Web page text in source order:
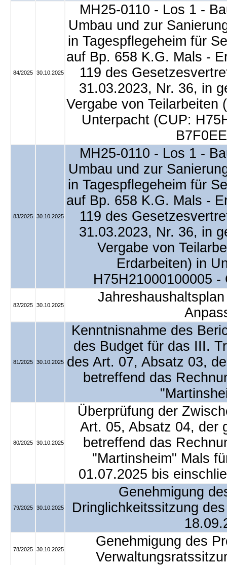
84/2025 30.10.2025
MH25-0110 - Los 1 -
Umbau und zur
in Tagespflegeheim für
auf Bp. 658 K.G. Mals -
119 des
31.03.2023, Nr. 36, in
Vergabe von Teilarbeiten
Unterpacht (CUP:
83/2025 30.10.2025
MH25-0110 - Los 1 -
Umbau und zur
in Tagespflegeheim für
auf Bp. 658 K.G. Mals -
119 des
31.03.2023, Nr. 36, in
Vergabe von
Erdarbeiten) in
H75H21000100005
82/2025 30.10.2025
81/2025 30.10.2025
Kenntnisnahme des
des Budget für das III.
des Art. 07, Absatz 03,
betreffend das
80/2025 30.10.2025
Überprüfung der
Art. 05, Absatz 04, der
betreffend das
"Martinsheim" Mals
01.07.2025 bis
79/2025 30.10.2025
Genehmigung
Dringlichkeitssitzung
78/2025 30.10.2025
Genehmigung des